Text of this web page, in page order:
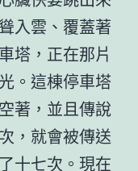
入雲、覆蓋著
塔，正在那片
。這棟停車塔
著，並且傳說
，就會被傳送
十七次。現在